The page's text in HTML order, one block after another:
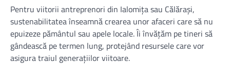
Pentru viitorii antreprenori din Ialomița sau Călărași,
sustenabilitatea înseamnă crearea unor afaceri care să nu
epuizeze pământul sau apele locale. Îi învățăm pe tineri să
gândească pe termen lung, protejând resursele care vor
asigura traiul generațiilor viitoare.